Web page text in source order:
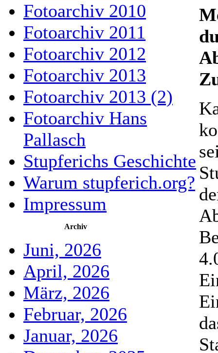
Fotoarchiv 2010
Fotoarchiv 2011
Fotoarchiv 2012
Fotoarchiv 2013
Fotoarchiv 2013 (2)
Fotoarchiv Hans
Pallasch
Stupferichs Geschichte
Warum stupferich.org?
Impressum
Archiv
Juni, 2026
April, 2026
März, 2026
Februar, 2026
Januar, 2026